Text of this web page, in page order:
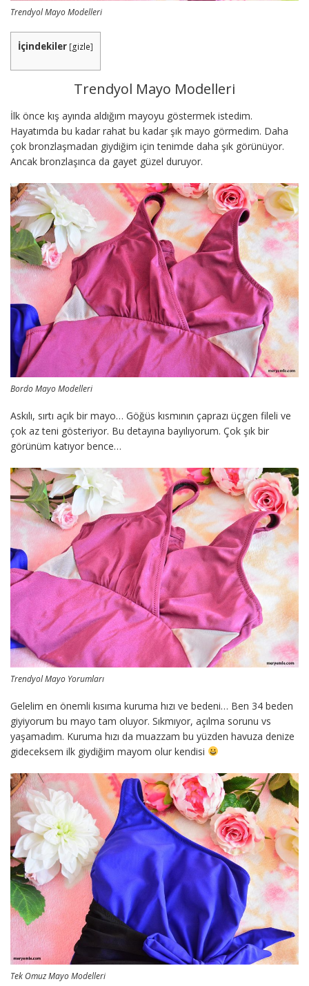
Trendyol Mayo Modelleri
İçindekiler [gizle]
Trendyol Mayo Modelleri
İlk önce kış ayında aldığım mayoyu göstermek istedim.
Hayatımda bu kadar rahat bu kadar şık mayo görmedim. Daha
çok bronzlaşmadan giydiğim için tenimde daha şık görünüyor.
Ancak bronzlaşınca da gayet güzel duruyor.
Bordo Mayo Modelleri
Askılı, sırtı açık bir mayo… Göğüs kısmının çaprazı üçgen fileli ve
çok az teni gösteriyor. Bu detayına bayılıyorum. Çok şık bir
görünüm katıyor bence…
Trendyol Mayo Yorumları
Gelelim en önemli kısıma kuruma hızı ve bedeni… Ben 34 beden
giyiyorum bu mayo tam oluyor. Sıkmıyor, açılma sorunu vs
yaşamadım. Kuruma hızı da muazzam bu yüzden havuza denize
gideceksem ilk giydiğim mayom olur kendisi
Tek Omuz Mayo Modelleri